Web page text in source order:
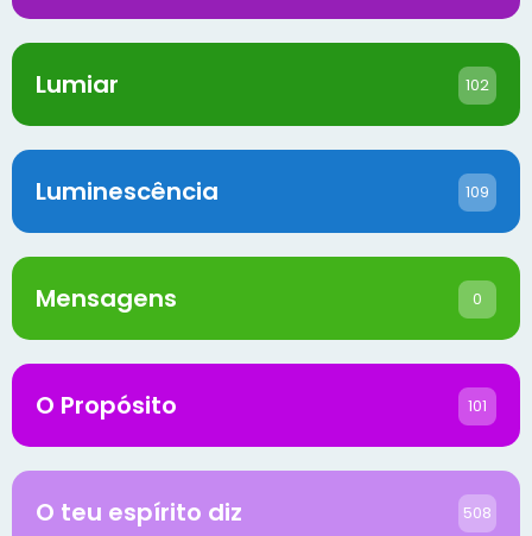
Lumiar 102
Luminescência 109
Mensagens 0
O Propósito 101
O teu espírito diz 508